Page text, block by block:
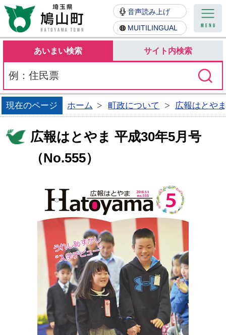
鳩山町
音声読み上げ
MUITILINGUAL
あいまい検索 サイト内検索
現在のページ ホーム 町政について 広報はとや
広報はとやま 平成30年5月号
（No.555）